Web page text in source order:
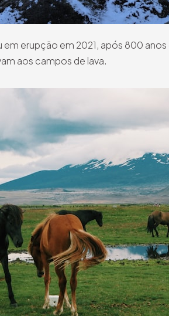
em erupção em 2021, após 800
aos campos de lava.